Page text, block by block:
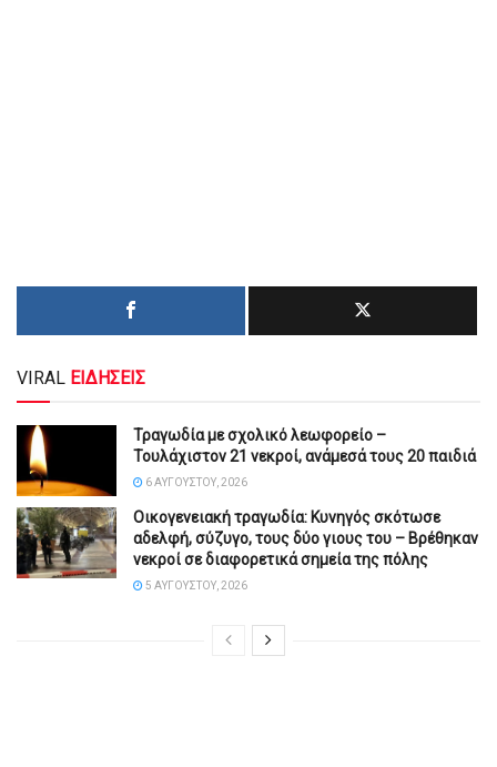
VIRAL ΕΙΔΗΣΕΙΣ
Τραγωδία με σχολικό λεωφορείο –
Τουλάχιστον 21 νεκροί, ανάμεσά τους 20 παιδιά
6 ΑΥΓΟΎΣΤΟΥ, 2026
Οικογενειακή τραγωδία: Κυνηγός σκότωσε
αδελφή, σύζυγο, τους δύο γιους του – Βρέθηκαν
νεκροί σε διαφορετικά σημεία της πόλης
5 ΑΥΓΟΎΣΤΟΥ, 2026